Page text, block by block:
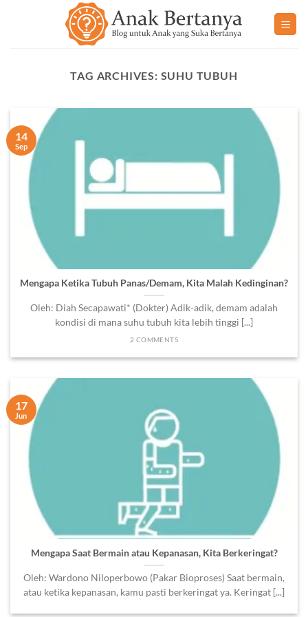
TAG ARCHIVES: SUHU TUBUH
Mengapa Ketika Tubuh Panas/Demam, Kita Malah Kedinginan?
Oleh: Diah Secapawati* (Dokter) Adik-adik, demam adalah
kondisi di mana suhu tubuh kita lebih tinggi [...]
2 COMMENTS
14
Sep
Mengapa Saat Bermain atau Kepanasan, Kita Berkeringat?
Oleh: Wardono Niloperbowo (Pakar Bioproses) Saat bermain,
atau ketika kepanasan, kamu pasti berkeringat ya. Keringat [...]
17
Jun